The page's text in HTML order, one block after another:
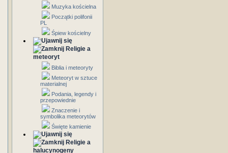
Muzyka kościelna
Początki polifonii
PL
Śpiew kościelny
Religie a
meteoryt
Biblia i meteoryty
Meteoryt w sztuce
materialnej
Podania, legendy i
przepowiednie
Znaczenie i
symbolika meteorytów
Święte kamienie
Religie a
halucynogeny